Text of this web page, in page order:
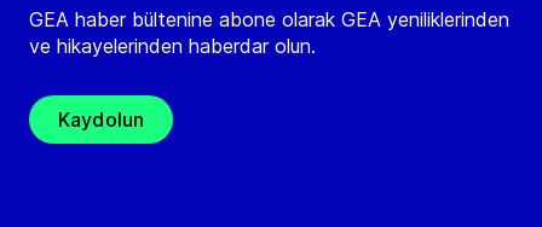
GEA haber bültenine abone olarak GEA yeniliklerinden
ve hikayelerinden haberdar olun.
Kaydolun